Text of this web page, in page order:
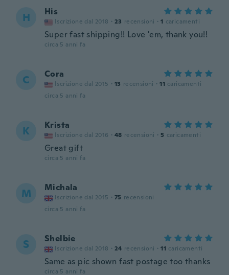
H His
Iscrizione dal 2018 · 23 recensioni · 1 caricamenti
Super fast shipping!! Love 'em, thank you!!
circa 5 anni fa
C Cora
Iscrizione dal 2015 · 13 recensioni · 11 caricamenti
circa 5 anni fa
K Krista
Iscrizione dal 2016 · 48 recensioni · 5 caricamenti
Great gift
circa 5 anni fa
M Michala
Iscrizione dal 2015 · 75 recensioni
circa 5 anni fa
S Shelbie
Iscrizione dal 2018 · 24 recensioni · 11 caricamenti
Same as pic shown fast postage too thanks
circa 5 anni fa